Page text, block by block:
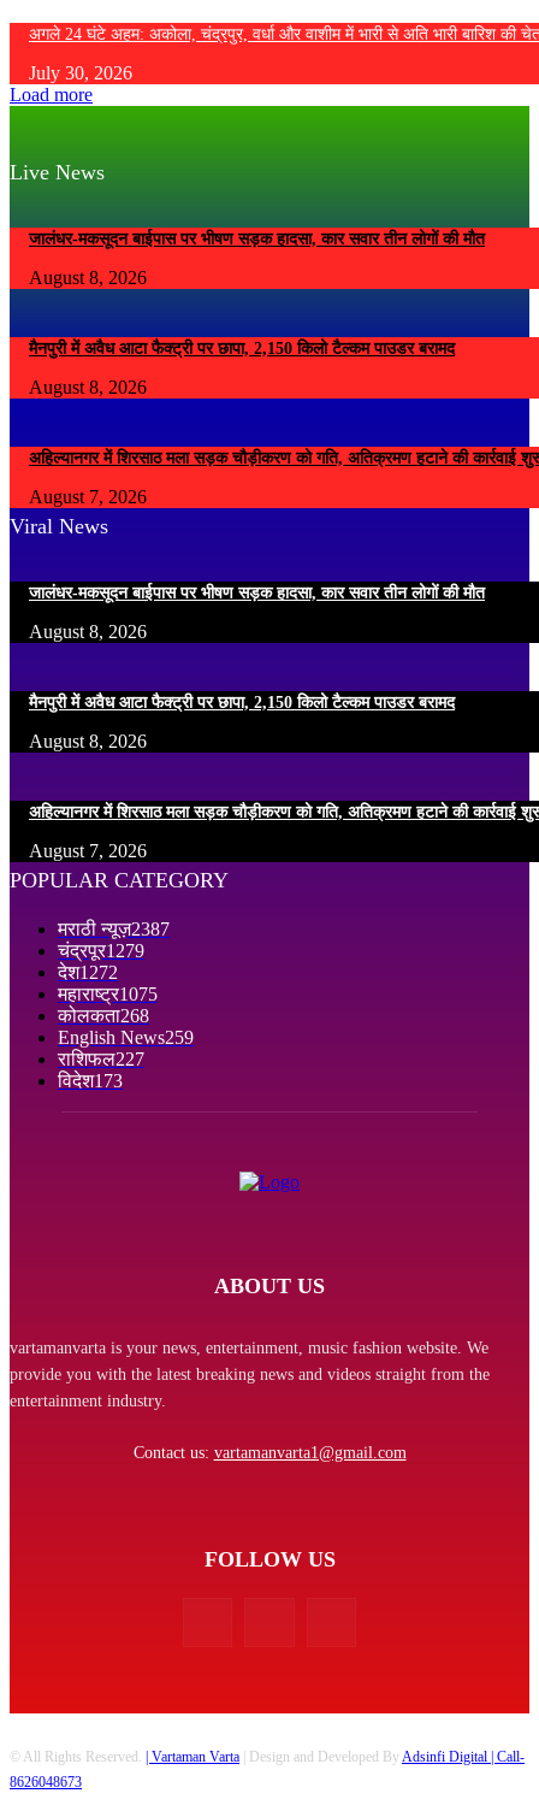
अगले 24 घंटे अहम: अकोला, चंद्रपुर, वर्धा और वाशीम में भारी से अति भारी बारिश की
July 30, 2026
Load more
Live News
जालंधर-मकसूदन बाईपास पर भीषण सड़क हादसा, कार सवार तीन लोगों की मौत
August 8, 2026
मैनपुरी में अवैध आटा फैक्ट्री पर छापा, 2,150 किलो टैल्कम पाउडर बरामद
August 8, 2026
अहिल्यानगर में शिरसाठ मला सड़क चौड़ीकरण को गति, अतिक्रमण हटाने की कार्रवाई
August 7, 2026
Viral News
जालंधर-मकसूदन बाईपास पर भीषण सड़क हादसा, कार सवार तीन लोगों की मौत
August 8, 2026
मैनपुरी में अवैध आटा फैक्ट्री पर छापा, 2,150 किलो टैल्कम पाउडर बरामद
August 8, 2026
अहिल्यानगर में शिरसाठ मला सड़क चौड़ीकरण को गति, अतिक्रमण हटाने की कार्रवाई
August 7, 2026
POPULAR CATEGORY
मराठी न्यूज़2387
चंद्रपूर1279
देश1272
महाराष्ट्र1075
कोलकता268
English News259
राशिफल227
विदेश173
ABOUT US
vartamanvarta is your news, entertainment, music fashion website. We
provide you with the latest breaking news and videos straight from the
entertainment industry.
Contact us: vartamanvarta1@gmail.com
FOLLOW US
© All Rights Reserved. | Vartaman Varta | Design and Developed ByAdsinfi Digital | Call-
8626048673